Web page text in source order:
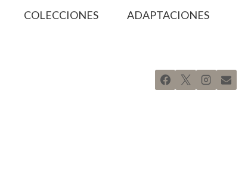
COLECCIONES ADAPTACIONES